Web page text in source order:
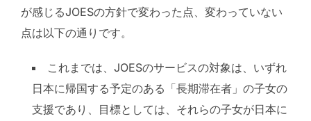
が感じるJOESの方針で変わった点、変わっていない
点は以下の通りです。
これまでは、JOESのサービスの対象は、いずれ
日本に帰国する予定のある「長期滞在者」の子女の
支援であり、目標としては、それらの子女が日本に